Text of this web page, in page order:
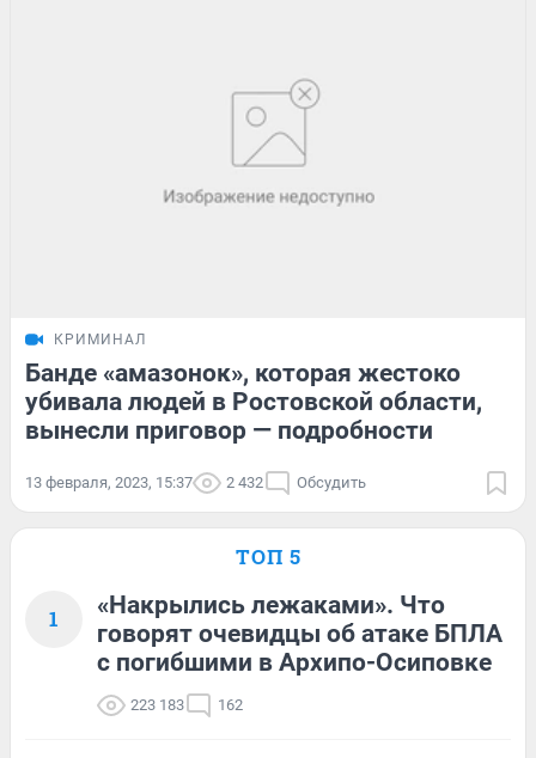
КРИМИНАЛ
Банде «амазонок», которая жестоко
убивала людей в Ростовской области,
вынесли приговор — подробности
13 февраля, 2023, 15:37 2 432 Обсудить
ТОП 5
1
«Накрылись лежаками». Что
говорят очевидцы об атаке БПЛА
с погибшими в Архипо-Осиповке
223 183 162